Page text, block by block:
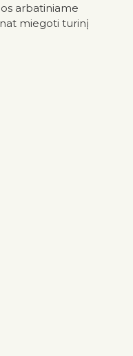
arbatiniame
miegoti turinį